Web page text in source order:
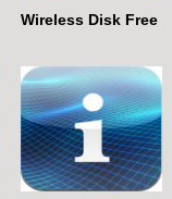
Wireless Disk Free